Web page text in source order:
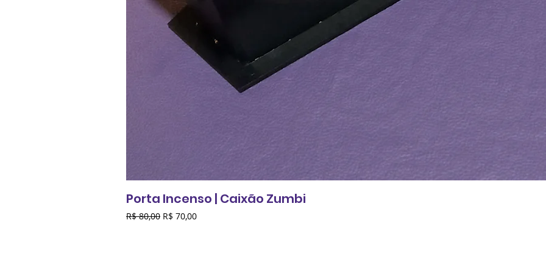
Porta Incenso | Caixão Zumbi
Preço normal
R$ 80,00 Preço promocional
R$ 70,00